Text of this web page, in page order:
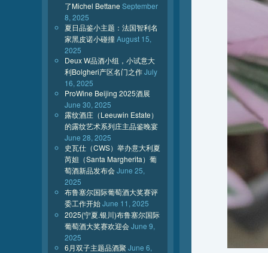
了Michel Bettane September
8, 2025
夏日品鉴小主题：法国智利名
家黑皮诺小碰撞August 15,
2025
Deux W品酒小组，小试意大
利Bolgheri产区名门之作July
16, 2025
ProWine Beijing 2025酒展
June 30, 2025
露纹酒庄（Leeuwin Estate）
的露纹艺术系列庄主品鉴晚宴
June 28, 2025
史瓦仕（CWS）举办意大利夏
芮妲（Santa Margherita）葡
萄酒新品发布会June 25,
2025
布鲁塞尔国际葡萄酒大奖赛评
委工作开始June 11, 2025
2025(宁夏.银川)布鲁塞尔国际
葡萄酒大奖赛欢迎会June 9,
2025
6月双子主题品酒聚 June 6,